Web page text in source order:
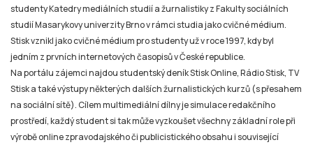
studenty Katedry mediálních studií a žurnalistiky z Fakulty sociálních
studií Masarykovy univerzity Brno v rámci studia jako cvičné médium.
Stisk vznikl jako cvičné médium pro studenty už v roce 1997, kdy byl
jedním z prvních internetových časopisů v České republice.
Na portálu zájemci najdou studentský deník Stisk Online, Rádio Stisk, TV
Stisk a také výstupy některých dalších žurnalistických kurzů (s přesahem
na sociální sítě). Cílem multimediální dílny je simulace redakčního
prostředí, každý student si tak může vyzkoušet všechny základní role při
výrobě online zpravodajského či publicistického obsahu i související